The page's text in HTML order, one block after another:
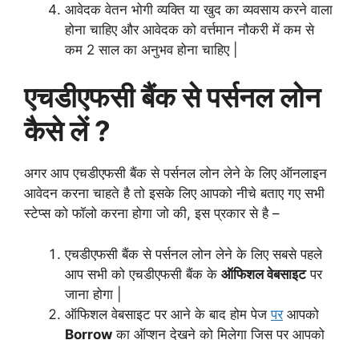
आवेदक वेतन भोगी व्यक्ति या खुद का व्यवसाय करने वाला
होना चाहिए और आवेदक को वर्त्तमान नौकरी में कम से
कम 2 साल का अनुभव होना चाहिए |
एचडीएफसी बैंक से पर्सनल लोन
कैसे लें ?
अगर आप एचडीएफसी बैंक से पर्सनल लोन लेने के लिए ऑनलाइन
आवेदन करना चाहते है तो इसके लिए आपको नीचे बताए गए सभी
स्टेप्स को फॉलो करना होगा जो की, इस प्रकार से है –
एचडीएफसी बैंक से पर्सनल लोन लेने के लिए सबसे पहले
आप सभी को एचडीएफसी बैंक के ऑफिशल वेबसाइटपर
जाना होगा |
ऑफिशल वेबसाइट पर आने के बाद होम पेजपरआपको
Borrow का ऑप्शन देखने को मिलेगा जिस पर आपको